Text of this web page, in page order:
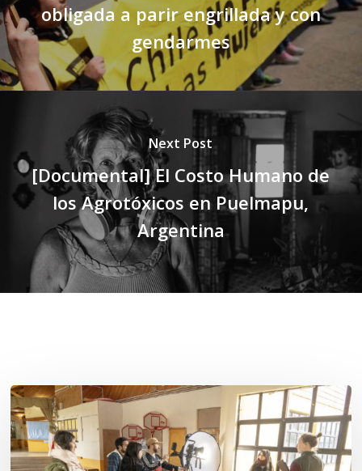
obligada a parir engrillada y con
gendarmes
Next Post
[Documental] El Costo Humano de
los Agrotóxicos en Puelmapu,
Argentina
Toda
el
agua